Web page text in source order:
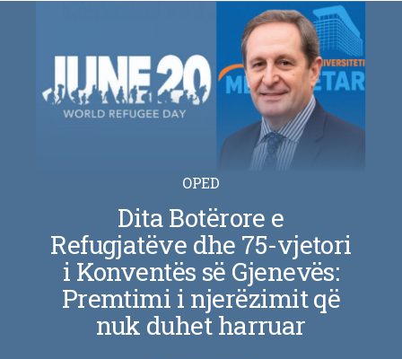
OPED
Dita Botërore e
Refugjatëve dhe 75-vjetori
i Konventës së Gjenevës:
Premtimi i njerëzimit që
nuk duhet harruar